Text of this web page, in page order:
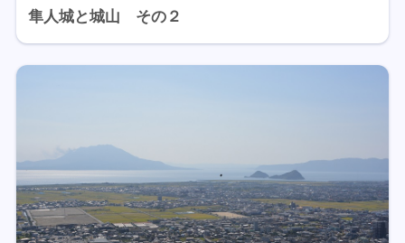
隼人城と城山 その２